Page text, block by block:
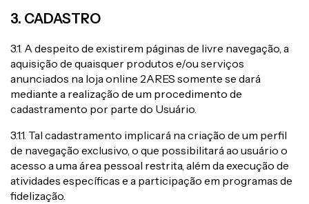
3. CADASTRO
3.1. A despeito de existirem páginas de livre navegação, a
aquisição de quaisquer produtos e/ou serviços
anunciados na loja online 2ARES somente se dará
mediante a realização de um procedimento de
cadastramento por parte do Usuário.
3.1.1. Tal cadastramento implicará na criação de um perfil
de navegação exclusivo, o que possibilitará ao usuário o
acesso a uma área pessoal restrita, além da execução de
atividades específicas e a participação em programas de
fidelização.